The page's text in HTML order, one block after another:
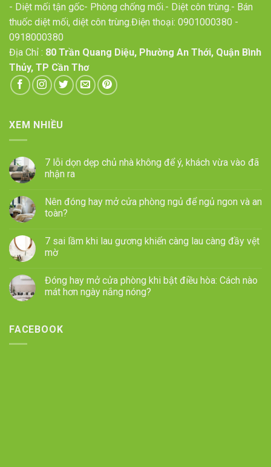
- Diệt mối tận gốc- Phòng chống mối.- Diệt côn trùng.- Bán
thuốc diệt mối, diệt côn trùng.Điện thoại: 0901000380 -
0918000380
Địa Chỉ : 80 Trần Quang Diệu, Phường An Thới, Quận Bình
Thủy, TP Cần Thơ
XEM NHIỀU
7 lỗi dọn dẹp chủ nhà không để ý, khách vừa vào đã
nhận ra
Nên đóng hay mở cửa phòng ngủ để ngủ ngon và an
toàn?
7 sai lầm khi lau gương khiến càng lau càng đầy vệt
mờ
Đóng hay mở cửa phòng khi bật điều hòa: Cách nào
mát hơn ngày nắng nóng?
FACEBOOK